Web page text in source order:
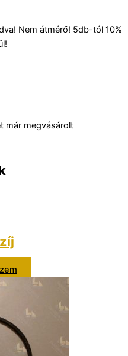
Nem átmérő! 5db-tól 10%
már megvásárolt